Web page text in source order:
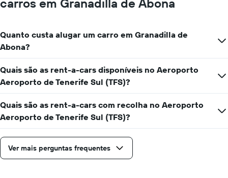
Quanto custa alugar um carro em Granadilla de
Abona?
Quais são as rent-a-cars disponíveis no Aeroporto
Aeroporto de Tenerife Sul (TFS)?
Quais são as rent-a-cars com recolha no Aeroporto
Aeroporto de Tenerife Sul (TFS)?
Ver mais perguntas frequentes